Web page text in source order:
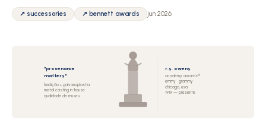
↗ successories ↗ bennett awards jun 2026
"provenance
matters"
fundição + galvanoplastia
metal casting in-house
qualidade de museu
r.s. owens
academy awards®
emmy · grammy
chicago, usa
1919 — presente